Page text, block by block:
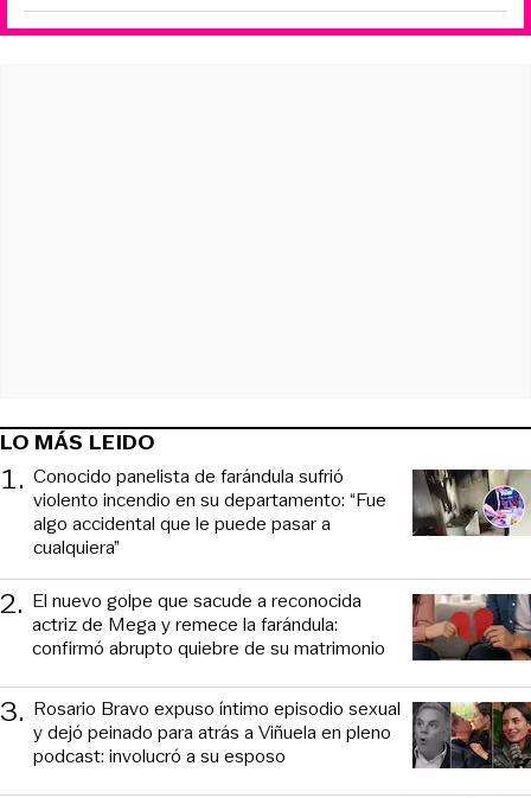
LO MÁS LEIDO
1. Conocido panelista de farándula sufrió
violento incendio en su departamento: “Fue
algo accidental que le puede pasar a
cualquiera”
2. El nuevo golpe que sacude a reconocida
actriz de Mega y remece la farándula:
confirmó abrupto quiebre de su matrimonio
3. Rosario Bravo expuso íntimo episodio sexual
y dejó peinado para atrás a Viñuela en pleno
podcast: involucró a su esposo